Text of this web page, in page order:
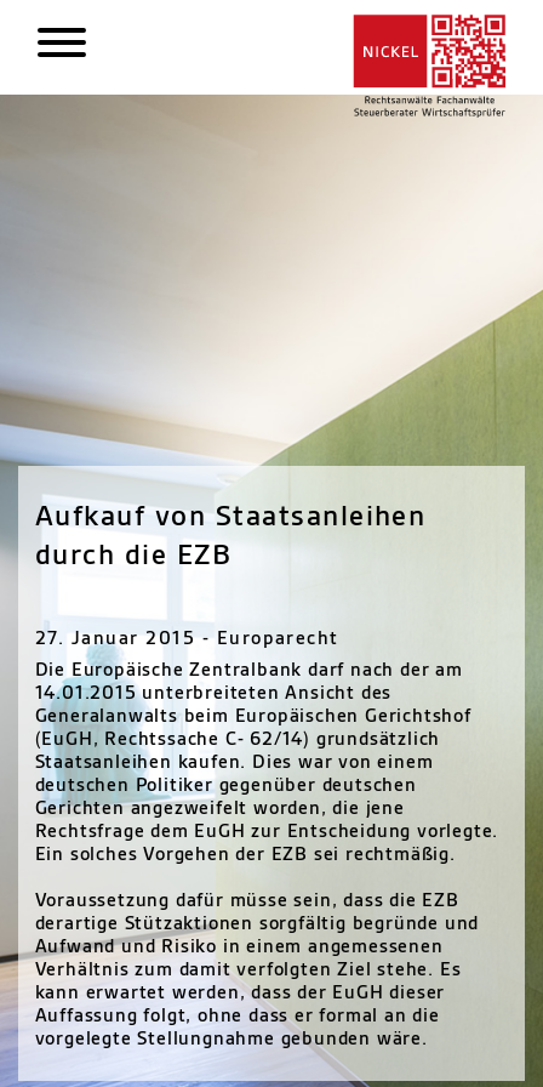
Aufkauf von Staatsanleihen
durch die EZB
27. Januar 2015 - Europarecht
Die Europäische Zentralbank darf nach der am
14.01.2015 unterbreiteten Ansicht des
Generalanwalts beim Europäischen Gerichtshof
(EuGH, Rechtssache C- 62/14) grundsätzlich
Staatsanleihen kaufen. Dies war von einem
deutschen Politiker gegenüber deutschen
Gerichten angezweifelt worden, die jene
Rechtsfrage dem EuGH zur Entscheidung vorlegte.
Ein solches Vorgehen der EZB sei rechtmäßig.
Voraussetzung dafür müsse sein, dass die EZB
derartige Stützaktionen sorgfältig begründe und
Aufwand und Risiko in einem angemessenen
Verhältnis zum damit verfolgten Ziel stehe. Es
kann erwartet werden, dass der EuGH dieser
Auffassung folgt, ohne dass er formal an die
vorgelegte Stellungnahme gebunden wäre.